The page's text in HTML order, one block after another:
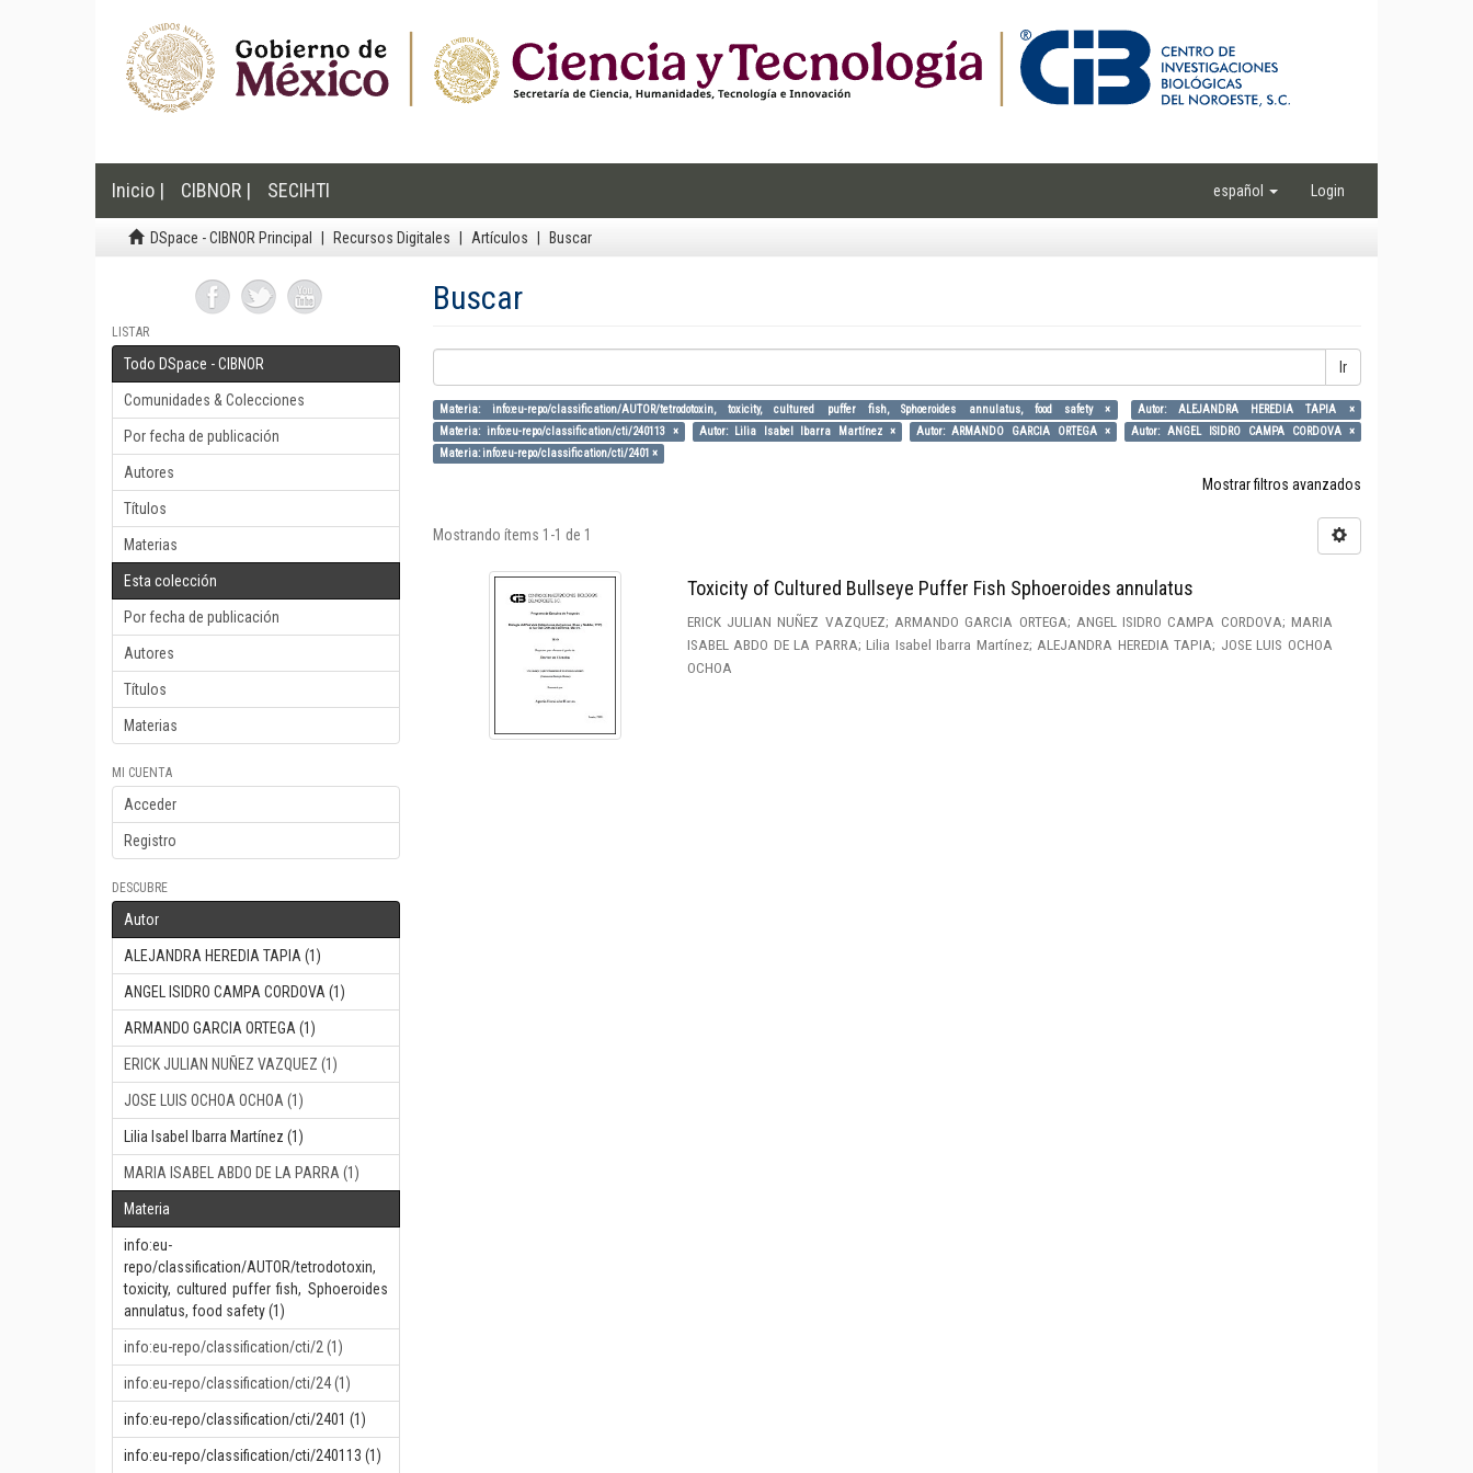
Inicio | CIBNOR | SECIHTI español Login
DSpace - CIBNOR Principal Recursos Digitales Artículos Buscar
LISTAR
Todo DSpace - CIBNOR
Comunidades & Colecciones
Por fecha de publicación
Autores
Títulos
Materias
Esta colección
Por fecha de publicación
Autores
Títulos
Materias
MI CUENTA
Acceder
Registro
DESCUBRE
Autor
ALEJANDRA HEREDIA TAPIA (1)
ANGEL ISIDRO CAMPA CORDOVA (1)
ARMANDO GARCIA ORTEGA (1)
ERICK JULIAN NUÑEZ VAZQUEZ (1)
JOSE LUIS OCHOA OCHOA (1)
Lilia Isabel Ibarra Martínez (1)
MARIA ISABEL ABDO DE LA PARRA (1)
Materia
info:eu-
repo/classification/AUTOR/tetrodotoxin,
toxicity, cultured puffer fish, Sphoeroides
annulatus, food safety (1)
info:eu-repo/classification/cti/2 (1)
info:eu-repo/classification/cti/24 (1)
info:eu-repo/classification/cti/2401 (1)
info:eu-repo/classification/cti/240113 (1)
Buscar
Ir
Materia: info:eu-repo/classification/AUTOR/tetrodotoxin, toxicity, cultured puffer fish, Sphoeroides annulatus, food safety ×
Autor: ALEJANDRA HEREDIA TAPIA ×
Materia: info:eu-repo/classification/cti/240113 ×
Autor: Lilia Isabel Ibarra Martínez × Autor: ARMANDO GARCIA ORTEGA ×
Autor: ANGEL ISIDRO CAMPA CORDOVA ×
Materia: info:eu-repo/classification/cti/2401 ×
Mostrar filtros avanzados
Mostrando ítems 1-1 de 1
Toxicity of Cultured Bullseye Puffer Fish Sphoeroides annulatus
ERICK JULIAN NUÑEZ VAZQUEZ; ARMANDO GARCIA ORTEGA; ANGEL ISIDRO CAMPA CORDOVA; MARIA
ISABEL ABDO DE LA PARRA; Lilia Isabel Ibarra Martínez; ALEJANDRA HEREDIA TAPIA; JOSE LUIS OCHOA
OCHOA